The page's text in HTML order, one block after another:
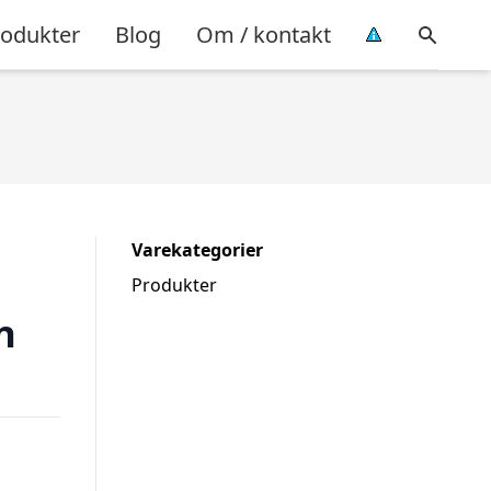
Blog Om / kontakt
Varekategorier
Produkter